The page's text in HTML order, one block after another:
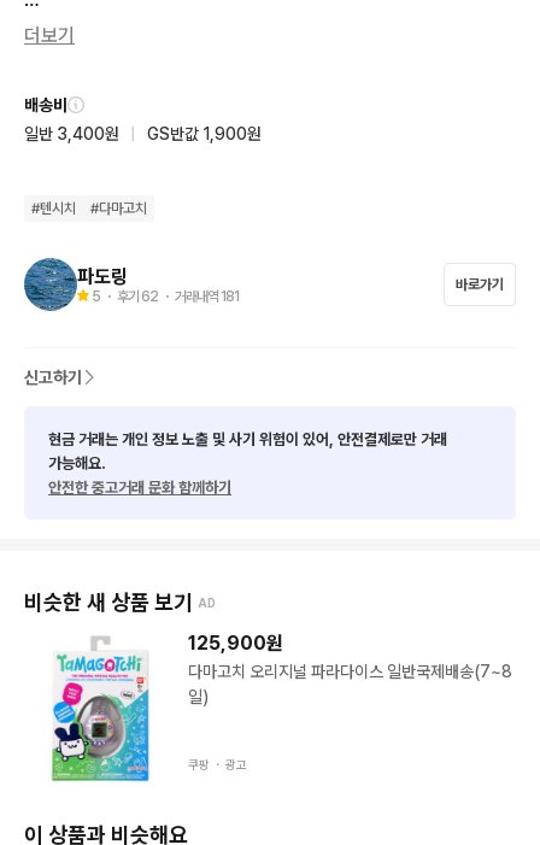
24시간 내에 빠른 배송해드립니다
더보기
배송비
일반 3,400원
GS반값 1,900원
#텐시치 #다마고치
파도링
5 ・ 후기 62 ・ 거래내역 181
바로가기
신고하기
현금 거래는 개인 정보 노출 및 사기 위험이 있어, 안전결제로만 거래
가능해요.
안전한 중고거래 문화 함께하기
비슷한 새 상품 보기 AD
125,900원
다마고치 오리지널 파라다이스 일반국제배송(7~8
일)
쿠팡 ・ 광고
이 상품과 비슷해요